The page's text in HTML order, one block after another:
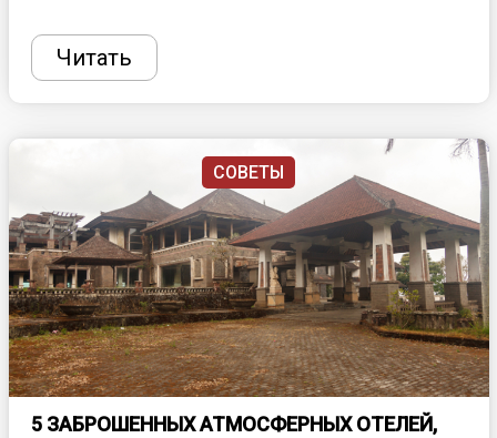
некоторые факторы, включая климатические нюансы,
чтобы местная погода не разочаровала, а также учесть
вопрос безопасности, как и при любом другом
посещении столицы Южно-Африканской Республики.
Читать
СОВЕТЫ
5 ЗАБРОШЕННЫХ АТМОСФЕРНЫХ ОТЕЛЕЙ,